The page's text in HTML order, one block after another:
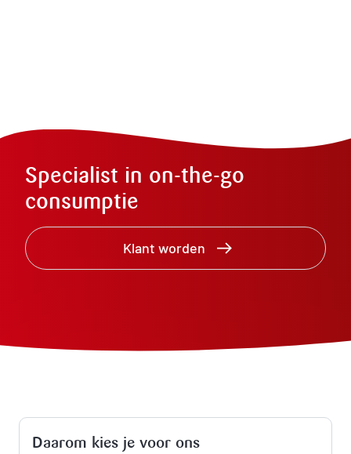
Specialist in on-the-go
consumptie
Klant worden
Daarom kies je voor ons